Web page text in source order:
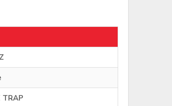
TRAP